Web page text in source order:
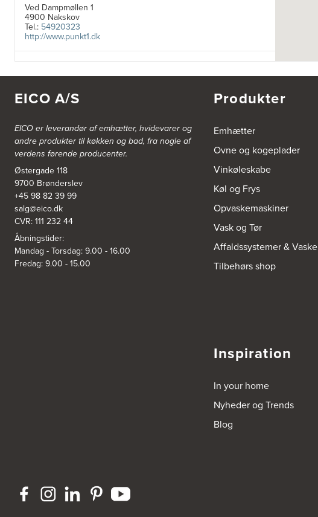
Ved Dampmøllen 1
4900 Nakskov
Tel.: 54920323
http://www.punkt1.dk
4700 Næstved
https://www.power.dk/butik/power-naestved/s-3822/
3830: Power Ishøj
Industridalen 11
2635 Ishøj
https://www.power.dk/butik/power-ishoj/s-3830/
3831: Power Rødovre
Rødovre Centrum 90
2610 Rødovre
https://www.power.dk/butik/power-roedovre/s-3831/
3832: Power Slagelse
8700 Horsens
Tel.:75647733
EICO A/S
EICO er leverandør af emhætter, hvidevarer og
andre produkter til køkken og bad, fra nogle af
verdens førende producenter.
Østergade 118
9700 Brønderslev
+45 98 82 39 99
salg@eico.dk
CVR: 111 232 44
Åbningstider:
Mandag - Torsdag: 9.00 - 16.00
Fredag: 9.00 - 15.00
Produkter
Emhætter
Ovne og kogeplader
Vinkøleskabe
Køl og Frys
Opvaskemaskiner
Vask og Tør
Affaldssystemer & Vaske
Tilbehørs shop
Inspiration
In your home
Nyheder og Trends
Blog